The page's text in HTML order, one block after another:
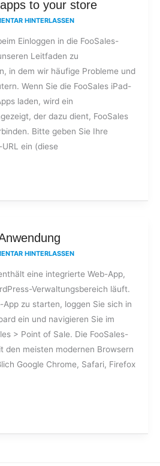
to your store
HINTERLASSEN
Einloggen in die FooSales-
Leitfaden zu
in dem wir häufige Probleme und
Wenn Sie die FooSales iPad-
laden, wird ein
der dazu dient, FooSales
Bitte geben Sie Ihre
ein (diese
HINTERLASSEN
eine integrierte Web-App,
Verwaltungsbereich läuft.
App zu starten, loggen Sie sich in
ein und navigieren Sie im
> Point of Sale. Die FooSales-
den meisten modernen Browsern
Google Chrome, Safari, Firefox